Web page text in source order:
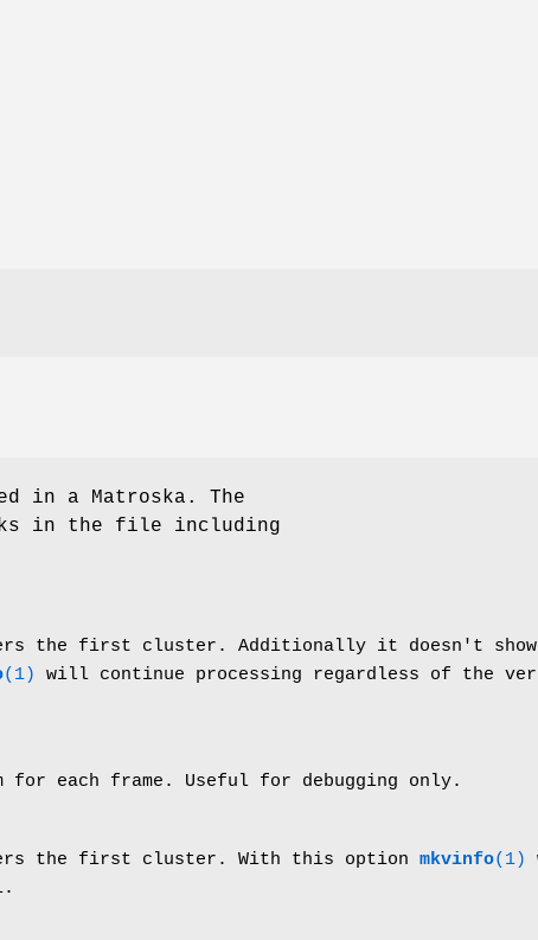
in a Matroska. The
in the file including
the first cluster. Additionally it doesn't
(1)
will continue processing regardless of the
for each frame. Useful for debugging only.
the first cluster. With this option mkvinfo(1)